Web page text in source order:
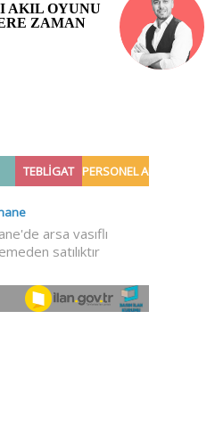
AKIL OYUNU
ZAMAN